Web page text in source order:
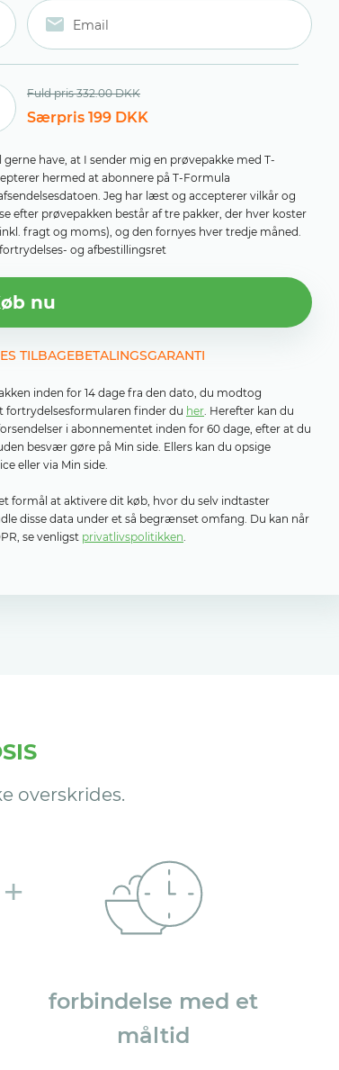
Fuld pris 332.00 DKK
Særpris 199 DKK
have, at I sender mig en prøvepakke med T-
hermed at abonnere på T-Formula
Jeg har læst og accepterer vilkår og
efter prøvepakken består af tre pakker, der hver koster
fragt og moms), og den fornyes hver tredje måned.
og afbestillingsret
nu
TILBAGEBETALINGSGARANTI
inden for 14 dage fra den dato, du modtog
fortrydelsesformularen finder du her. Herefter kan du
i abonnementet inden for 60 dage, efter at du
besvær gøre på Min side. Ellers kan du opsige
eller via Min side.
formål at aktivere dit køb, hvor du selv indtaster
disse data under et så begrænset omfang. Du kan når
se venligst privatlivspolitikken.
overskrides.
forbindelse med et
måltid